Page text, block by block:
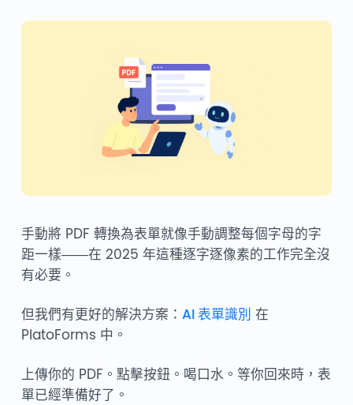
手動將 PDF 轉換為表單就像手動調整每個字母的字
距一樣——在 2025 年這種逐字逐像素的工作完全沒
有必要。
但我們有更好的解決方案： AI 表單識別 在
PlatoForms 中。
上傳你的 PDF。點擊按鈕。喝口水。等你回來時，表
單已經準備好了。